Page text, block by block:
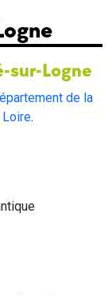
sur-Logne
de la
Loire.